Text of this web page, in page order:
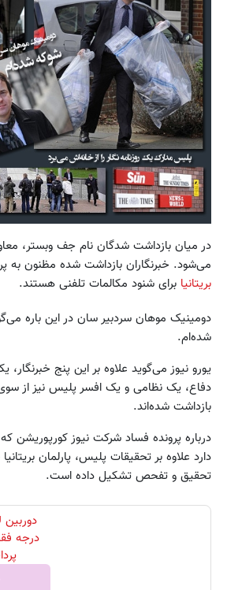
در میان بازداشت شدگان نام جف وبستر،
می‌شود. خبرنگاران بازداشت شده مظنون به
بریتانیا برای شنود مکالمات تلفنی هستند.
دومینیک موهان سردبیر سان در این باره
شده‌ام.
یورو نیوز می‌گوید علاوه بر این پنج خبرنگار،
دفاع، یک نظامی و یک افسر پلیس نیز از
بازداشت شده‌اند.
درباره پرونده فساد شرکت نیوز کورپوریشن
دارد علاوه بر تحقیقات پلیس، پارلمان
تحقیق و تفحص تشکیل داده است.
درجه